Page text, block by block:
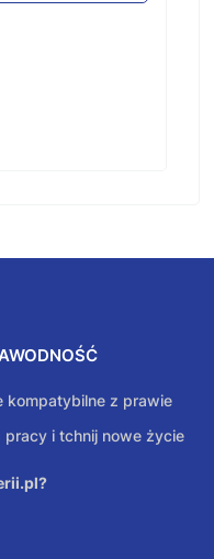
kompatybilne z prawie
pracy i tchnij nowe życie